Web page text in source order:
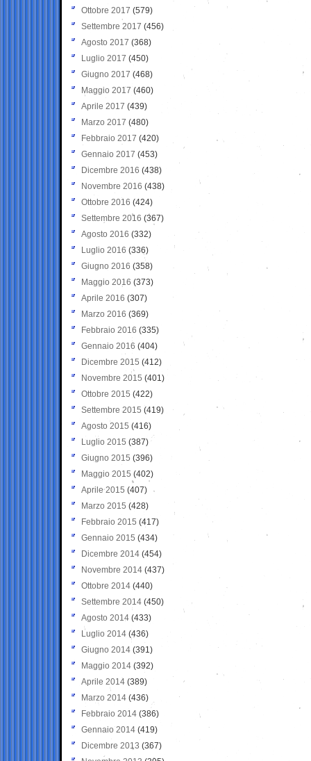
Ottobre 2017 (579)
Settembre 2017 (456)
Agosto 2017 (368)
Luglio 2017 (450)
Giugno 2017 (468)
Maggio 2017 (460)
Aprile 2017 (439)
Marzo 2017 (480)
Febbraio 2017 (420)
Gennaio 2017 (453)
Dicembre 2016 (438)
Novembre 2016 (438)
Ottobre 2016 (424)
Settembre 2016 (367)
Agosto 2016 (332)
Luglio 2016 (336)
Giugno 2016 (358)
Maggio 2016 (373)
Aprile 2016 (307)
Marzo 2016 (369)
Febbraio 2016 (335)
Gennaio 2016 (404)
Dicembre 2015 (412)
Novembre 2015 (401)
Ottobre 2015 (422)
Settembre 2015 (419)
Agosto 2015 (416)
Luglio 2015 (387)
Giugno 2015 (396)
Maggio 2015 (402)
Aprile 2015 (407)
Marzo 2015 (428)
Febbraio 2015 (417)
Gennaio 2015 (434)
Dicembre 2014 (454)
Novembre 2014 (437)
Ottobre 2014 (440)
Settembre 2014 (450)
Agosto 2014 (433)
Luglio 2014 (436)
Giugno 2014 (391)
Maggio 2014 (392)
Aprile 2014 (389)
Marzo 2014 (436)
Febbraio 2014 (386)
Gennaio 2014 (419)
Dicembre 2013 (367)